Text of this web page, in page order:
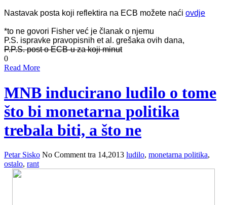
Nastavak posta koji reflektira na ECB možete naći ovdje
*to ne govori Fisher već je članak o njemu
P.S. ispravke pravopisnih et al. grešaka ovih dana,
P.P.S. post o ECB-u za koji minut
0
Read More
MNB inducirano ludilo o tome
što bi monetarna politika
trebala biti, a što ne
Petar Sisko No Comment tra 14,2013 ludilo, monetarna politika,
ostalo, rant